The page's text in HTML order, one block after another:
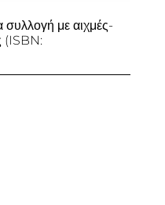
με αιχμές-
(ISBN: